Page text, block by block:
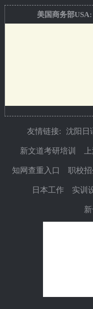
美国商务部
友情链接: 沈阳日
新文道考研培训
知网查重入口 职校招
日本工作 实训